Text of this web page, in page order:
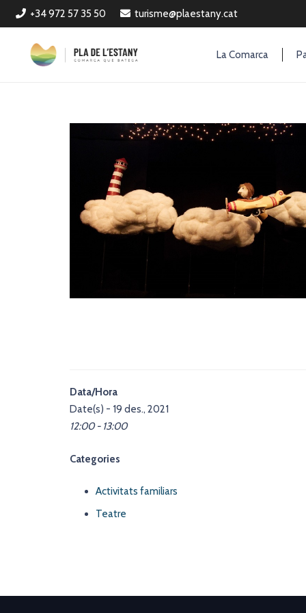
+34 972 57 35 50 turisme@plaestany.cat
La Comarca
Data/Hora
Date(s) - 19 des., 2021
12:00 - 13:00
Categories
Activitats familiars
Teatre